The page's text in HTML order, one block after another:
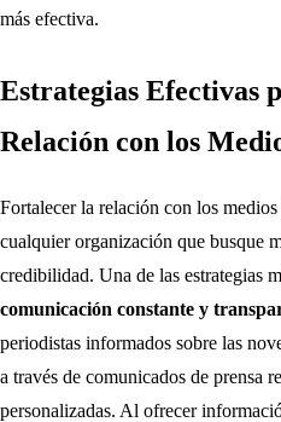
más efectiva.
Estrategias Efectivas
Relación con los
Fortalecer la relación con los
cualquier organización que busque
credibilidad. Una de las estrategias
comunicación constante y
periodistas informados sobre las
a través de comunicados de prensa
personalizadas. Al ofrecer